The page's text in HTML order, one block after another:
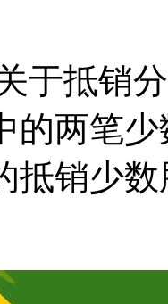
于抵销
的两笔
抵销少